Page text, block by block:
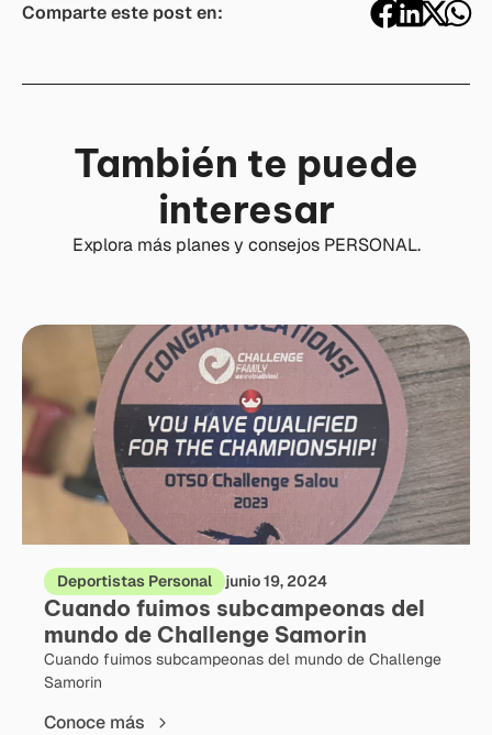
Comparte este post en:
También te puede
interesar
Explora más planes y consejos PERSONAL.
Deportistas Personal junio 19, 2024
Cuando fuimos subcampeonas del
mundo de Challenge Samorin
Cuando fuimos subcampeonas del mundo de Challenge
Samorin
Conoce más